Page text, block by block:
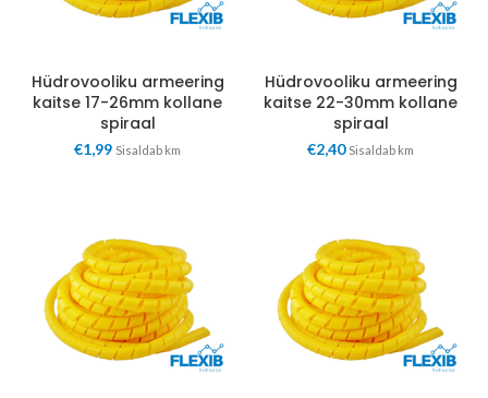
Hüdrovooliku armeering
kaitse 17-26mm kollane
spiraal
€1,99 Sisaldab km
Hüdrovooliku armeering
kaitse 22-30mm kollane
spiraal
€2,40 Sisaldab km